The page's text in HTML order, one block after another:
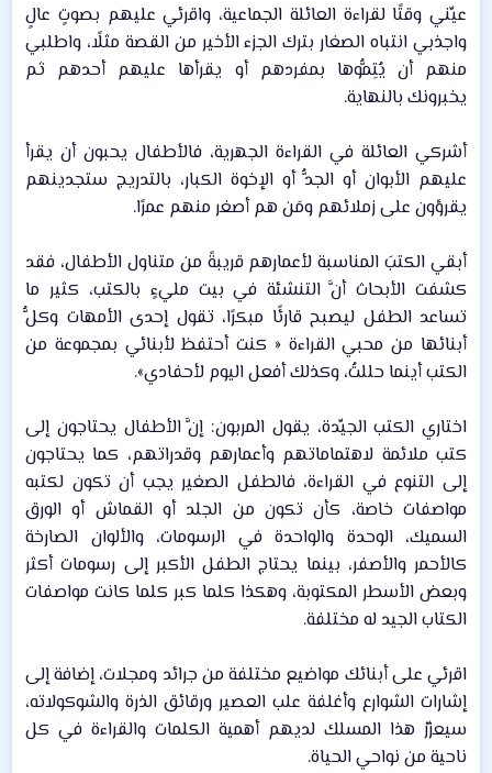
عيِّني وقتًا لقراءة العائلة الجماعية، واقرئي عليهم بصوتٍ عالٍ
واجذبي انتباه الصغار بترك الجزء الأخير من القصة مثلًا، واطلبي
منهم أن يُتِمُّوها بمفردهم أو يقرأها عليهم أحدهم ثم
يخبرونك بالنهاية.​
أشركي العائلة في القراءة الجهرية، فالأطفال يحبون أن يقرأ
عليهم الأبوان أو الجدُّ أو الإخوة الكبار، بالتدريج ستجدينهم
يقرؤون على زملائهم ومَن هم أصغر منهم عمرًا.​
أبقي الكتبَ المناسبة لأعمارهم قريبةً من متناول الأطفال، فقد
كشفت الأبحاث أنَّ التنشئة في بيت مليءٍ بالكتب، كثير ما
تساعد الطفل ليصبح قارئًا مبكرًا، تقول إحدى الأمهات وكلُّ
أبنائها من محبي القراءة « كنت أحتفظ لأبنائي بمجموعة من
الكتب أينما حللتُ، وكذلك أفعل اليوم لأحفادي».​
اختاري الكتب الجيِّدة، يقول المربون: إنَّ الأطفال يحتاجون إلى
كتب ملائمة لاهتماماتهم وأعمارهم وقدراتهم، كما يحتاجون
إلى التنوع في القراءة، فالطفل الصغير يجب أن تكون لكتبه
مواصفات خاصة، كأن تكون من الجلد أو القماش أو الورق
السميك، الوحدة والواحدة في الرسومات، والألوان الصارخة
كالأحمر والأصفر، بينما يحتاج الطفل الأكبر إلى رسومات أكثر
وبعض الأسطر المكتوبة، وهكذا كلما كبر كلما كانت مواصفات
الكتاب الجيد له مختلفة.​
اقرئي على أبنائك مواضيع مختلفة من جرائد ومجلات، إضافة إلى
إشارات الشوارع وأغلفة علب العصير ورقائق الذرة والشوكولاته،
سيعزِّز هذا المسلك لديهم أهمية الكلمات والقراءة في كل
ناحية من نواحي الحياة.​